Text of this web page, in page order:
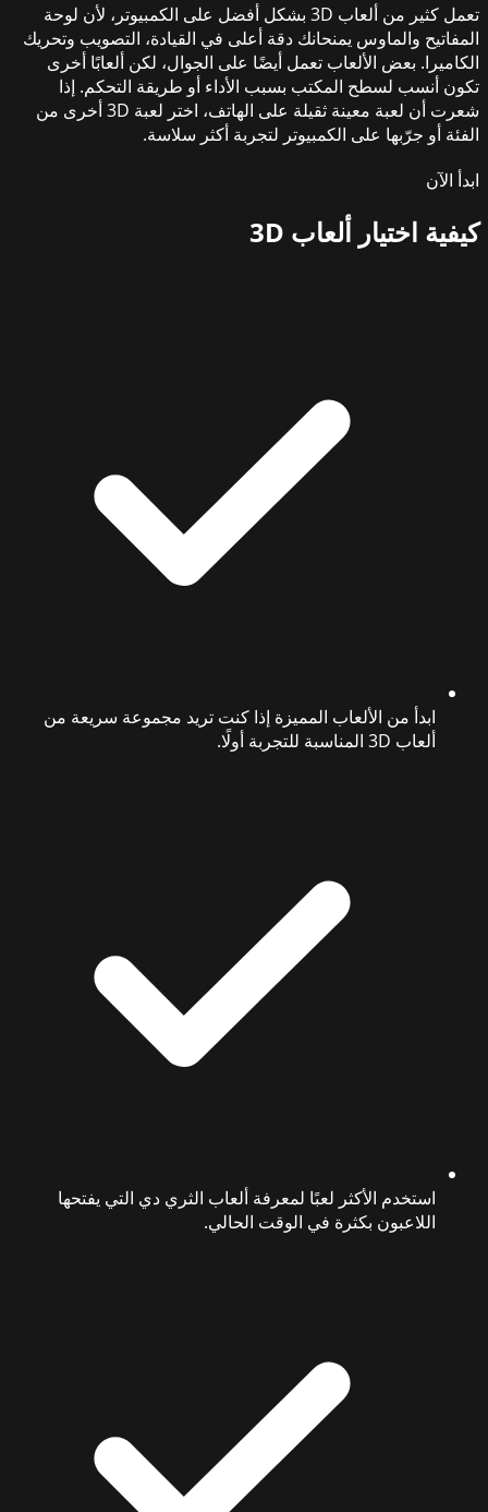
تعمل كثير من ألعاب 3D بشكل أفضل على الكمبيوتر، لأن لوحة
المفاتيح والماوس يمنحانك دقة أعلى في القيادة، التصويب وتحريك
الكاميرا. بعض الألعاب تعمل أيضًا على الجوال، لكن ألعابًا أخرى
تكون أنسب لسطح المكتب بسبب الأداء أو طريقة التحكم. إذا
شعرت أن لعبة معينة ثقيلة على الهاتف، اختر لعبة 3D أخرى من
الفئة أو جرّبها على الكمبيوتر لتجربة أكثر سلاسة.
ابدأ الآن
كيفية اختيار ألعاب 3D
ابدأ من الألعاب المميزة إذا كنت تريد مجموعة سريعة من
ألعاب 3D المناسبة للتجربة أولًا.
استخدم الأكثر لعبًا لمعرفة ألعاب الثري دي التي يفتحها
اللاعبون بكثرة في الوقت الحالي.